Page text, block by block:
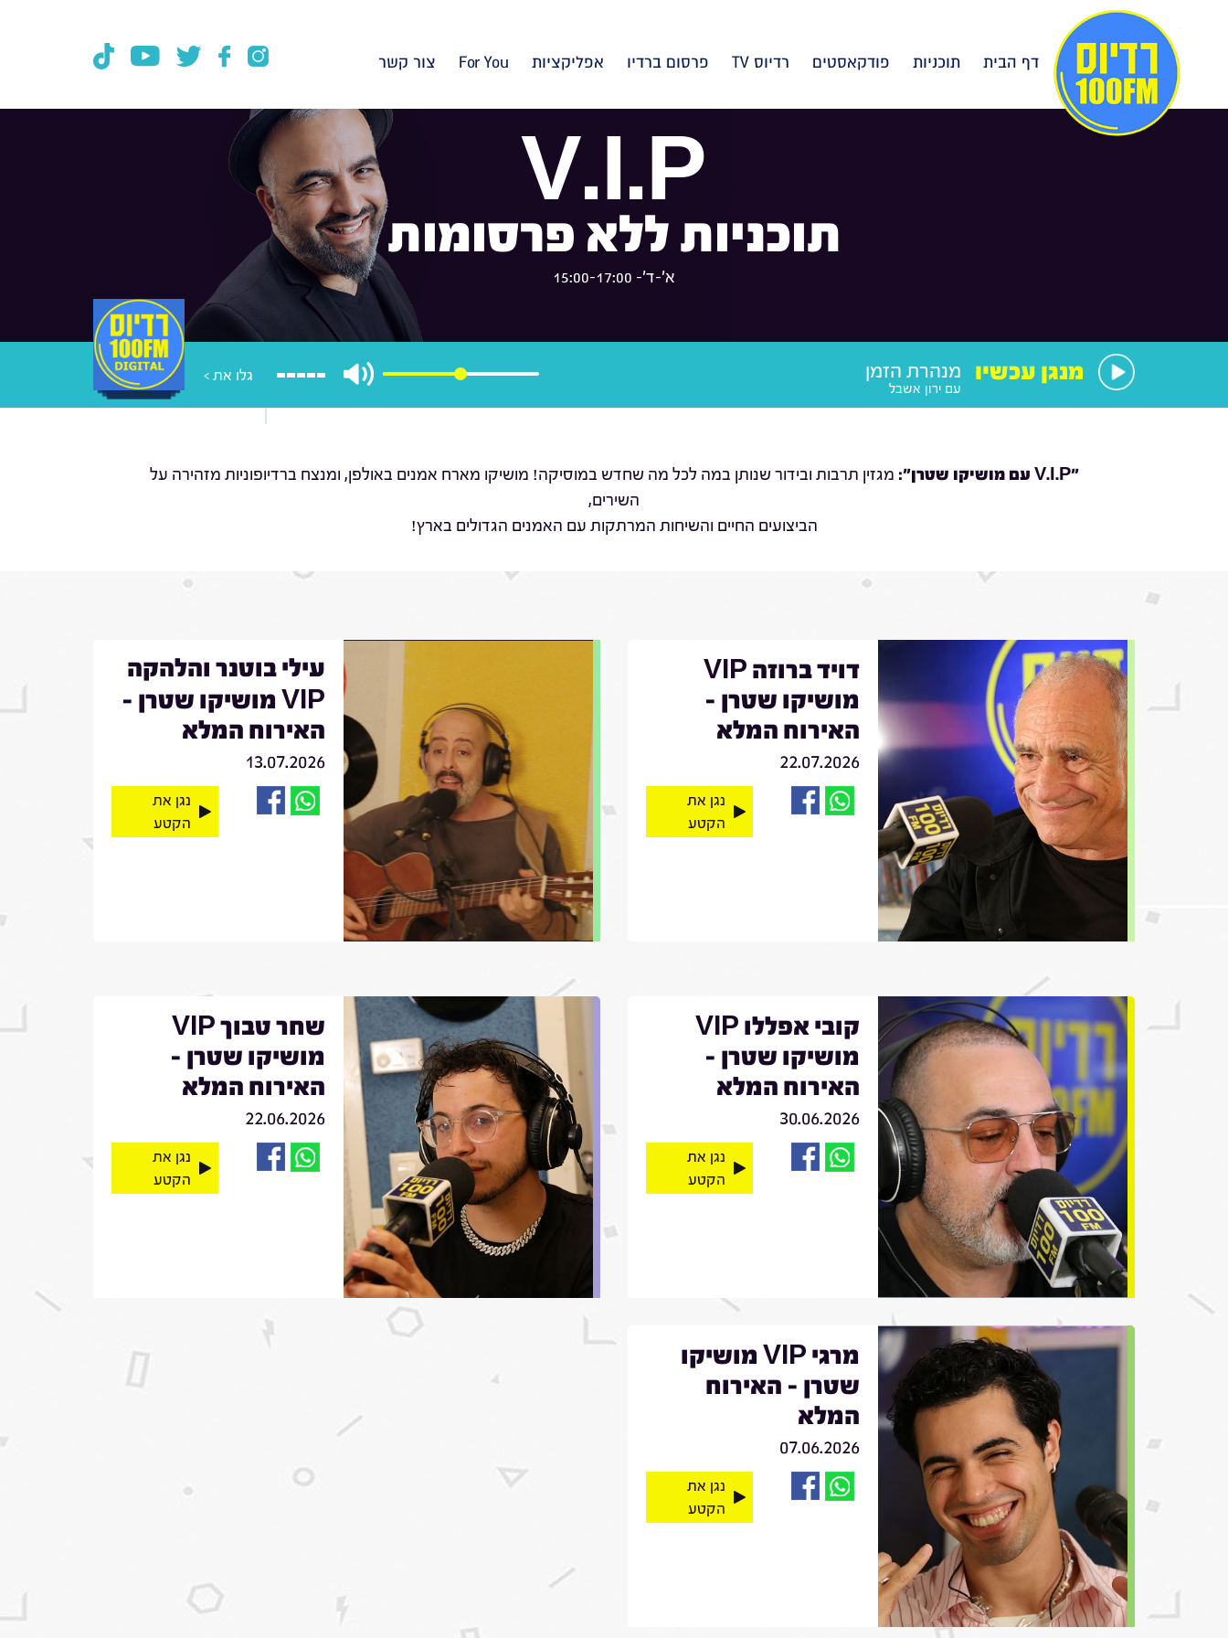
דף הבית תוכניות פודקאסטים רדיוס TV פרסום ברדיו אפליקציות For You צור קשר
V.I.P
תוכניות ללא פרסומות
א'-ד'- 15:00-17:00
גלו את > מנגן עכשיו מנהרת הזמן
עם ירון אשבל
"V.I.P עם מושיקו שטרן ": מגזין תרבות ובידור שנותן במה לכל מה שחדש במוסיקה! מושיקו מארח אמנים באולפן, ומנצח ברדיופוניות מזהירה על
השירים,
הביצועים החיים והשיחות המרתקות עם האמנים הגדולים בארץ!
דויד ברוזה VIP
מושיקו שטרן -
האירוח המלא
22.07.2026
נגן את
הקטע
עילי בוטנר והלהקה
VIP מושיקו שטרן -
האירוח המלא
13.07.2026
נגן את
הקטע
קובי אפללו VIP
מושיקו שטרן -
האירוח המלא
30.06.2026
נגן את
הקטע
שחר טבוך VIP
מושיקו שטרן -
האירוח המלא
22.06.2026
נגן את
הקטע
מרגי VIP מושיקו
שטרן - האירוח
המלא
07.06.2026
נגן את
הקטע